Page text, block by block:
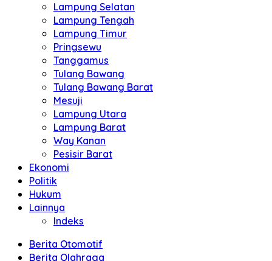
Lampung Selatan
Lampung Tengah
Lampung Timur
Pringsewu
Tanggamus
Tulang Bawang
Tulang Bawang Barat
Mesuji
Lampung Utara
Lampung Barat
Way Kanan
Pesisir Barat
Ekonomi
Politik
Hukum
Lainnya
Indeks
Berita Otomotif
Berita Olahraga